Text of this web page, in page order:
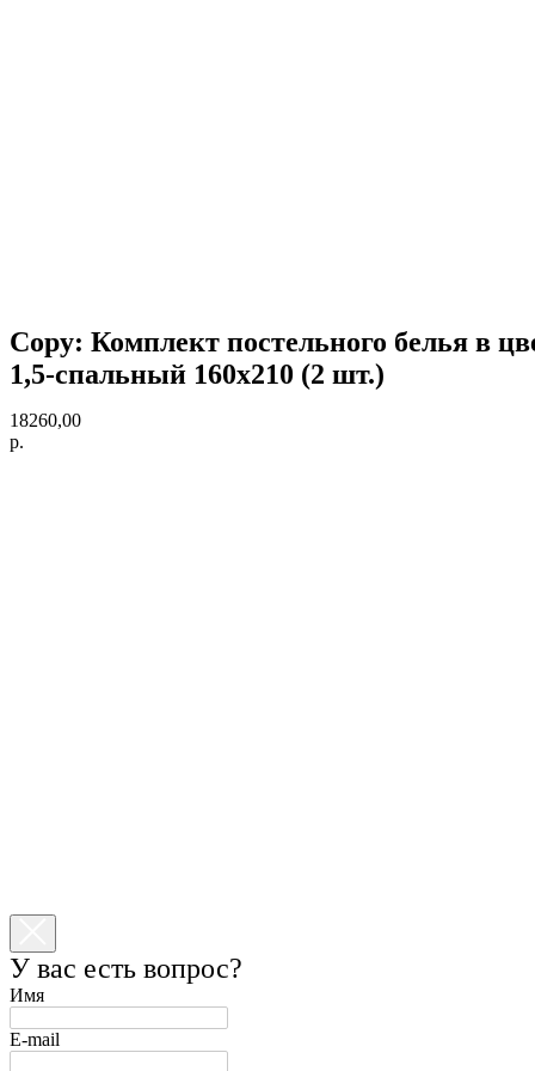
Copy: Комплект постельного белья в
1,5-спальный 160х210 (2 шт.)
18260,00
р.
У вас есть вопрос?
Имя
E-mail